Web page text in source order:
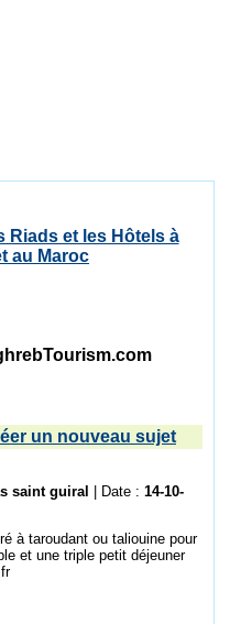
Riads et les Hôtels à
au Maroc
un nouveau sujet
saint guiral | Date : 14-10-
à taroudant ou taliouine pour
et une triple petit déjeuner